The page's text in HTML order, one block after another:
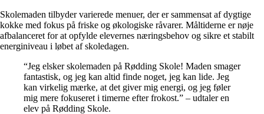
Skolemaden tilbyder varierede menuer, der er sammensat af dygtige
kokke med fokus på friske og økologiske råvarer. Måltiderne er nøje
afbalanceret for at opfylde elevernes næringsbehov og sikre et stabilt
energiniveau i løbet af skoledagen.
“Jeg elsker skolemaden på Rødding Skole! Maden smager
fantastisk, og jeg kan altid finde noget, jeg kan lide. Jeg
kan virkelig mærke, at det giver mig energi, og jeg føler
mig mere fokuseret i timerne efter frokost.” – udtaler en
elev på Rødding Skole.